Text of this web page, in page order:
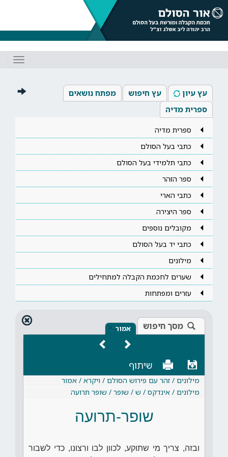
עץ עיון עץ חיפוש
מפתח נושאים
ספרית מדיה
ספרית מדיה
כתבי בעל הסולם
כתבי תלמידי בעל הסולם
ספר הזהר
כתבי הארי
ספר היצירה
מקובלים נוספים
כתבי יד בעל הסולם
מילונים
שערים לחכמת הקבלה למתחילים
עזרים ומפתחות
מסך חיפוש אמור ×
שיתוף
מילונים / זהר עם פירוש הסולם / ויקרא / אמור
מילונים / אינדקס / ש / שופר / שופר תרועה
שופר-תרועה
ובזה, צריך מי שתוקע, לכוון לבו ורצונו, כדי לשבור